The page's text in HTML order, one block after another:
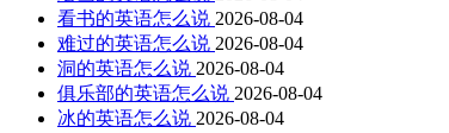
看书的英语怎么说 2026-08-04
难过的英语怎么说 2026-08-04
洞的英语怎么说 2026-08-04
俱乐部的英语怎么说 2026-08-04
冰的英语怎么说 2026-08-04